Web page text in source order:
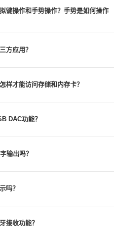
键操作和手势操作？手势是如何操作
方应用？
样才能访问存储和内存卡？
DAC功能？
输出吗？
吗？
接收功能？